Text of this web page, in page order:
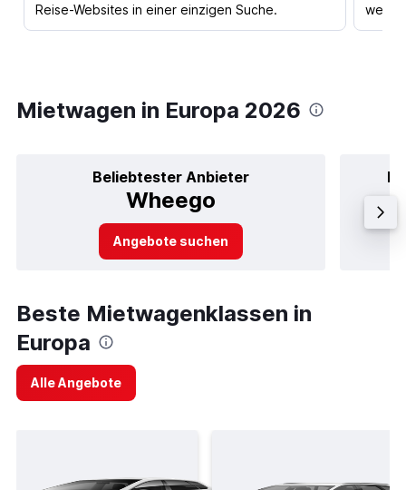
Reise-Websites in einer einzigen Suche.
Mietwagen in Europa 2026
Beliebtester Anbieter
Wheego
Angebote suchen
Beste Mietwagenklassen in
Europa
Alle Angebote